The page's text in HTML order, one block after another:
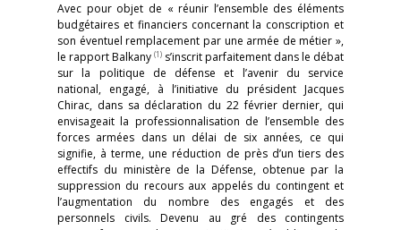
Avec pour objet de « réunir l’ensemble des éléments
budgétaires et financiers concernant la conscription et
son éventuel remplacement par une armée de métier »,
le rapport Balkany (1) s’inscrit parfaitement dans le débat
sur la politique de défense et l’avenir du service
national, engagé, à l’initiative du président Jacques
Chirac, dans sa déclaration du 22 février dernier, qui
envisageait la professionnalisation de l’ensemble des
forces armées dans un délai de six années, ce qui
signifie, à terme, une réduction de près d’un tiers des
effectifs du ministère de la Défense, obtenue par la
suppression du recours aux appelés du contingent et
l’augmentation du nombre des engagés et des
personnels civils. Devenu au gré des contingents